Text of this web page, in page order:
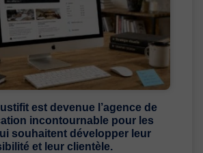
est devenue l’agence de
incontournable pour les
souhaitent développer leur
et leur clientèle.